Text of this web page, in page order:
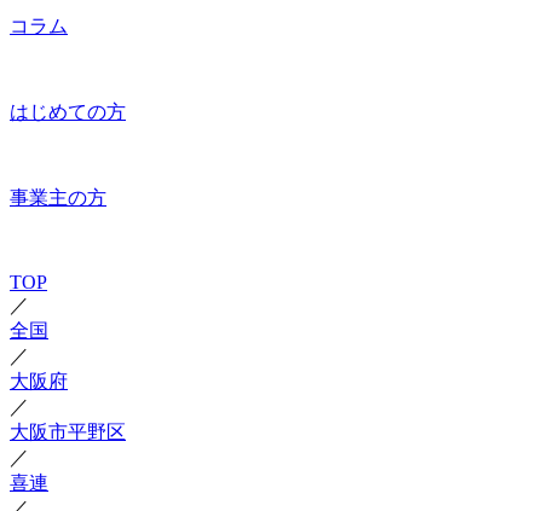
コラム
はじめての方
事業主の方
TOP
／
全国
／
大阪府
／
大阪市平野区
／
喜連